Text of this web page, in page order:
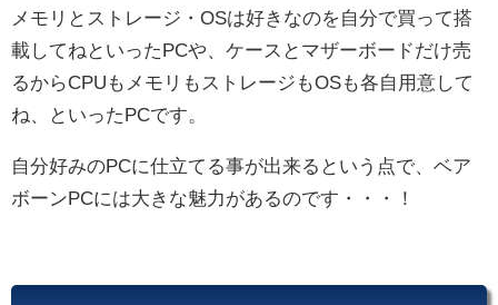
メモリとストレージ・OSは好きなのを自分で買って搭
載してねといったPCや、ケースとマザーボードだけ売
るからCPUもメモリもストレージもOSも各自用意して
ね、といったPCです。
自分好みのPCに仕立てる事が出来るという点で、ベア
ボーンPCには大きな魅力があるのです・・・！